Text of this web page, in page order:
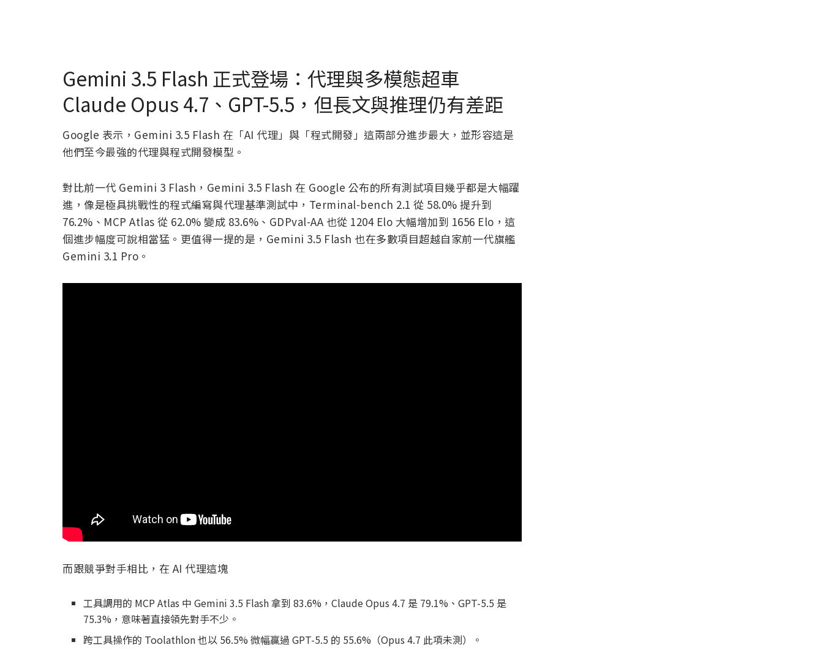
Gemini 3.5 Flash 正式登場：代理與多模態超車
Claude Opus 4.7、GPT-5.5，但長文與推理仍有差距
Google 表示，Gemini 3.5 Flash 在「AI 代理」與「程式開發」這兩部分進步最大，並形容這是
他們至今最強的代理與程式開發模型。
對比前一代 Gemini 3 Flash，Gemini 3.5 Flash 在 Google 公布的所有測試項目幾乎都是大幅躍
進，像是極具挑戰性的程式編寫與代理基準測試中，Terminal-bench 2.1 從 58.0% 提升到
76.2%、MCP Atlas 從 62.0% 變成 83.6%、GDPval-AA 也從 1204 Elo 大幅增加到 1656 Elo，這
個進步幅度可說相當猛。更值得一提的是，Gemini 3.5 Flash 也在多數項目超越自家前一代旗艦
Gemini 3.1 Pro。
而跟競爭對手相比，在 AI 代理這塊
工具調用的 MCP Atlas 中 Gemini 3.5 Flash 拿到 83.6%，Claude Opus 4.7 是 79.1%、GPT-5.5 是
75.3%，意味著直接領先對手不少。
跨工具操作的 Toolathlon 也以 56.5% 微幅贏過 GPT-5.5 的 55.6%（Opus 4.7 此項未測）。